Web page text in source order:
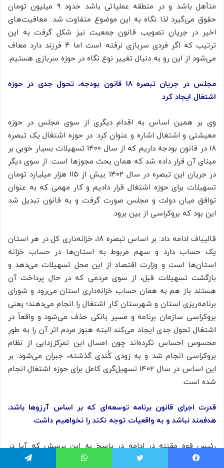
متأهل باشد و در منطقه عملیاتی باشد حدود ۹ میلیون تومان
حقوق می‌گیرد لذا نگاه به این موضوع متفاوت شد. معافیت‌های
اخیر در جریان تصویب قانون جمعیت نیز شکل گرفت به این
ترتیب که اگر فردی سربازی نرفته است اما ۴ فرزند دارد معاف
می‌شود از این رو به دنبال تغییر نوع نگاه در حوزه سربازی هستیم.
مجلس در جریان تبصره ۱۸ قانون بودجه، تحول جدی در حوزه
اشتغال ایجاد کرد
وی بر همین اساس به اقدام دیگری از سوی مجلس در حوزه
معیشتی و اشتغال اشاره و عنوان کرد: در حوزه اشتغال یک تبصره
۱۸ در قانون بودجه داریم که از سال ۱۴۰۰ تسهیلات بسیار خوبی بر
مبنای آن قرار داده شد که همان بحث مجوزها است. از سوی دیگر
در جریان این تبصره در سال ۱۴۰۲ بیش از ۱۱۵ هزار میلیارد تومان
تسهیلات برای حوزه اشتغال قرار دادیم و کار مهمی که به عنوان
توافق میان دولت و مجلس صورت گرفت و به قانون تبدیل شد
این بود که بروکراسی از بین برود.
قالیباف ادامه داد: بر اساس تبصره ۱۸، خزانه‌داری کل در هر استان
یک حساب دارد و سهم مربوط به استان‌ها در حساب خزانه
استان‌ها است و وزارت اقتصاد از این محل تسهیلات می‌دهد و
بازگشت تسهیلات قبل، از سوی مردمی که در حال پرداخت آن
هستند باز هم به همان حساب خزانه‌داری استان می‌رود و شورای
برنامه‌ریزی استان و شهرستان کار اشتغال را انجام می‌دهند؛ یعنی
بروکراسی سازمان برنامه و مسیر بانکی حذف می‌شود و واقعاً در
اشتغال تحول جدی ایجاد می‌کند البته هنوز مردم اثر آن را به طور
محسوس احساس نکرده‌اند چون امسال این تمرکززدایی از نظام
بروکراسی انجام شد و به زودی کُندی گذشته، جبران می‌شود. بر
این اساس در سال ۱۴۰۲ تسهیل‌گری کامل برای حوزه اشتغال انجام
شده است.
قدرت اجرای قانون برنامه توسعه‌ای که بر اساس آرزوها باشد،
هدفمند نباشد و به واقعیات توجه نکند را نخواهیم داشت
رئیس قوه مقننه در ادامه در پاسخ به این پرسش که آیا در
جریان برنامه هفتم توسعه به ثبات اقتصادی می‌رسیم یا خیر،